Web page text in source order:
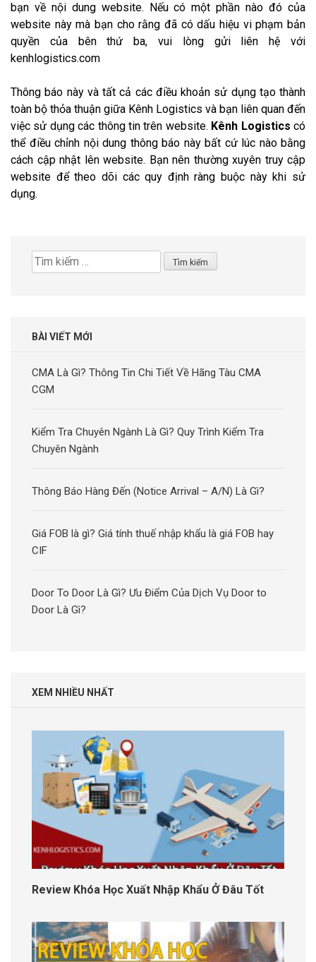
bạn về nội dung website. Nếu có một phần nào đó của
website này mà bạn cho rằng đã có dấu hiệu vi phạm bản
quyền của bên thứ ba, vui lòng gửi liên hệ với
kenhlogistics.com
Thông báo này và tất cả các điều khoản sử dụng tạo thành
toàn bộ thỏa thuận giữa Kênh Logistics và bạn liên quan đến
việc sử dụng các thông tin trên website. Kênh Logistics có
thể điều chỉnh nội dung thông báo này bất cứ lúc nào bằng
cách cập nhật lên website. Bạn nên thường xuyên truy cập
website để theo dõi các quy định ràng buộc này khi sử
dụng.
Tìm
kiếm
BÀI VIẾT MỚI
CMA Là Gì? Thông Tin Chi Tiết Về Hãng Tàu CMA
CGM
Kiểm Tra Chuyên Ngành Là Gì? Quy Trình Kiểm Tra
Chuyên Ngành
Thông Báo Hàng Đến (Notice Arrival – A/N) Là Gì?
Giá FOB là gì? Giá tính thuế nhập khẩu là giá FOB hay
CIF
Door To Door Là Gì? Ưu Điểm Của Dịch Vụ Door to
Door Là Gì?
XEM NHIỀU NHẤT
Review Khóa Học Xuất Nhập Khẩu Ở Đâu Tốt